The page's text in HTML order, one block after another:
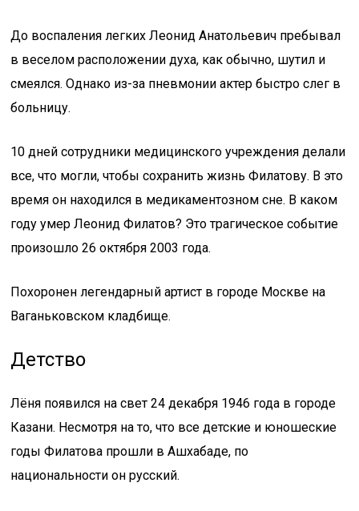
До воспаления легких Леонид Анатольевич пребывал
в веселом расположении духа, как обычно, шутил и
смеялся. Однако из-за пневмонии актер быстро слег в
больницу.
10 дней сотрудники медицинского учреждения делали
все, что могли, чтобы сохранить жизнь Филатову. В это
время он находился в медикаментозном сне. В каком
году умер Леонид Филатов? Это трагическое событие
произошло 26 октября 2003 года.
Похоронен легендарный артист в городе Москве на
Ваганьковском кладбище.
Детство
Лёня появился на свет 24 декабря 1946 года в городе
Казани. Несмотря на то, что все детские и юношеские
годы Филатова прошли в Ашхабаде, по
национальности он русский.